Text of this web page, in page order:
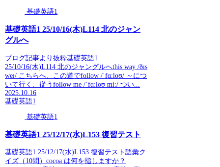
基礎英語1
基礎英語1 25/10/16(木)L114 北のジャン
グルへ
ブログ記事より抜粋基礎英語1
25/10/16(木)L114 北のジャングルへthis way /ðɪs
weɪ/ こちらへ、この道でfollow /ˈfɑːloʊ/ ～につ
いて行く、従うfollow me /ˈfɑːloʊ miː/ つい...
2025.10.16
基礎英語1
基礎英語1
基礎英語1 25/12/17(水)L153 復習テスト
基礎英語1 25/12/17(水)L153 復習テスト語彙ク
イズ（10問）cocoa は何を指しますか？